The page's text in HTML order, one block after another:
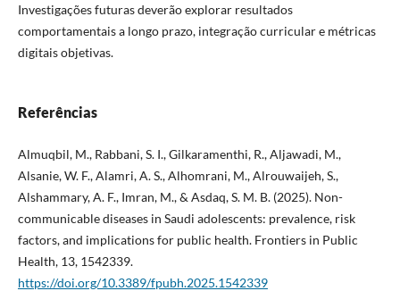
Investigações futuras deverão explorar resultados
comportamentais a longo prazo, integração curricular e métricas
digitais objetivas.
Referências
Almuqbil, M., Rabbani, S. I., Gilkaramenthi, R., Aljawadi, M.,
Alsanie, W. F., Alamri, A. S., Alhomrani, M., Alrouwaijeh, S.,
Alshammary, A. F., Imran, M., & Asdaq, S. M. B. (2025). Non-
communicable diseases in Saudi adolescents: prevalence, risk
factors, and implications for public health. Frontiers in Public
Health, 13, 1542339.
https://doi.org/10.3389/fpubh.2025.1542339